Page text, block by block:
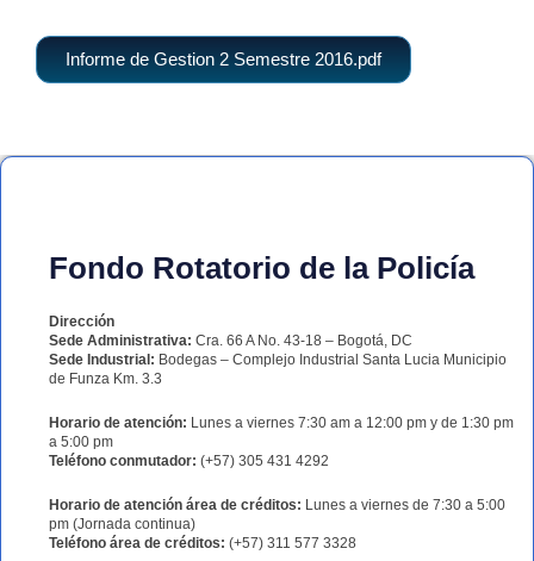
Informe de Gestion 2 Semestre 2016.pdf
Fondo Rotatorio de la Policía
Dirección
Sede Administrativa: Cra. 66 A No. 43-18 – Bogotá, DC
Sede Industrial: Bodegas – Complejo Industrial Santa Lucia Municipio
de Funza Km. 3.3
Horario de atención: Lunes a viernes 7:30 am a 12:00 pm y de 1:30 pm
a 5:00 pm
Teléfono conmutador: (+57) 305 431 4292
Horario de atención área de créditos: Lunes a viernes de 7:30 a 5:00
pm (Jornada continua)
Teléfono área de créditos: (+57) 311 577 3328